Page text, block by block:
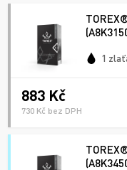
1
883 Kč
730 Kč bez DPH